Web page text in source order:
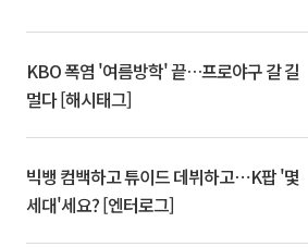
KBO 폭염 '여름방학' 끝…프로야구 갈 길
멀다 [해시태그]
빅뱅 컴백하고 튜이드 데뷔하고⋯K팝 '몇
세대'세요? [엔터로그]